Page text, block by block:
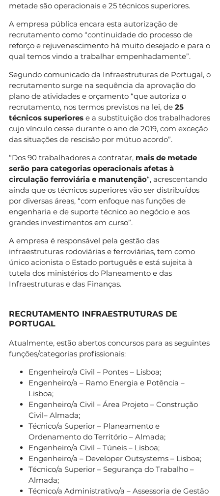
metade são operacionais e 25 técnicos superiores.
A empresa pública encara esta autorização de
recrutamento como “continuidade do processo de
reforço e rejuvenescimento há muito desejado e para o
qual temos vindo a trabalhar empenhadamente”.
Segundo comunicado da Infraestruturas de Portugal, o
recrutamento surge na sequência da aprovação do
plano de atividades e orçamento “que autoriza o
recrutamento, nos termos previstos na lei, de 25
técnicos superiores e a substituição dos trabalhadores
cujo vínculo cesse durante o ano de 2019, com exceção
das situações de rescisão por mútuo acordo”.
“Dos 90 trabalhadores a contratar, mais de metade
serão para categorias operacionais afetas à
circulação ferroviária e manutenção“, acrescentando
ainda que os técnicos superiores vão ser distribuídos
por diversas áreas, “com enfoque nas funções de
engenharia e de suporte técnico ao negócio e aos
grandes investimentos em curso”.
A empresa é responsável pela gestão das
infraestruturas rodoviárias e ferroviárias, tem como
único acionista o Estado português e está sujeita à
tutela dos ministérios do Planeamento e das
Infraestruturas e das Finanças.
RECRUTAMENTO INFRAESTRUTURAS DE
PORTUGAL
Atualmente, estão abertos concursos para as seguintes
funções/categorias profissionais:
Engenheiro/a Civil – Pontes – Lisboa;
Engenheiro/a – Ramo Energia e Potência –
Lisboa;
Engenheiro/a Civil – Área Projeto – Construção
Civil– Almada;
Técnico/a Superior – Planeamento e
Ordenamento do Território – Almada;
Engenheiro/a Civil – Túneis – Lisboa;
Engenheiro/a – Developer Outsystems – Lisboa;
Técnico/a Superior – Segurança do Trabalho –
Almada;
Técnico/a Administrativo/a – Assessoria de Gestão